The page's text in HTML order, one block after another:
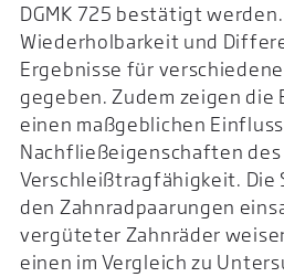
DGMK 725 bestätigt
Wiederholbarkeit und
Ergebnisse für
gegeben. Zudem zeigen die
einen maßgeblichen
Nachfließeigenschaften
Verschleißtragfähigkeit. Die
den Zahnradpaarungen
vergüteter Zahnräder
einen im Vergleich zu